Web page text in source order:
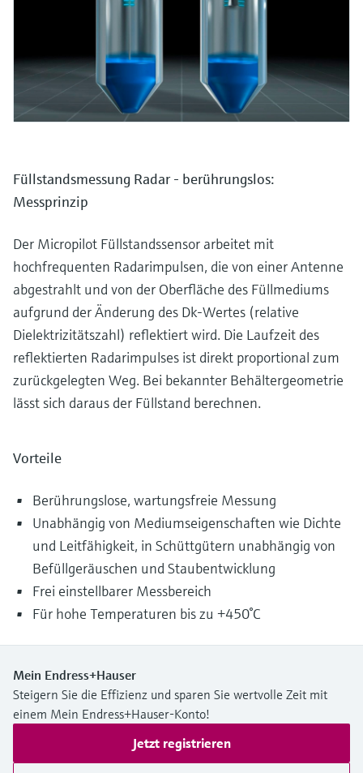
Füllstandsmessung Radar - berührungslos:
Messprinzip
Der Micropilot Füllstandssensor arbeitet mit
hochfrequenten Radarimpulsen, die von einer Antenne
abgestrahlt und von der Oberfläche des Füllmediums
aufgrund der Änderung des Dk-Wertes (relative
Dielektrizitätszahl) reflektiert wird. Die Laufzeit des
reflektierten Radarimpulses ist direkt proportional zum
zurückgelegten Weg. Bei bekannter Behältergeometrie
lässt sich daraus der Füllstand berechnen.
Vorteile
Berührungslose, wartungsfreie Messung
Unabhängig von Mediumseigenschaften wie Dichte
und Leitfähigkeit, in Schüttgütern unabhängig von
Befüllgeräuschen und Staubentwicklung
Frei einstellbarer Messbereich
Für hohe Temperaturen bis zu +450°C
Mein Endress+Hauser
Steigern Sie die Effizienz und sparen Sie wertvolle Zeit mit
einem Mein Endress+Hauser-Konto!
Jetzt registrieren